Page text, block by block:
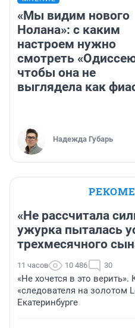
«Мы видим нового
Нолана»: с каким
настроем нужно
смотреть
чтобы она не
выглядела как
Надежда Губарь
«Не рассчитала
ужурка пыталась
трехмесячного
11 часов 10 486 30
«Не хочется в это
«следователя на золотом
Екатеринбурге